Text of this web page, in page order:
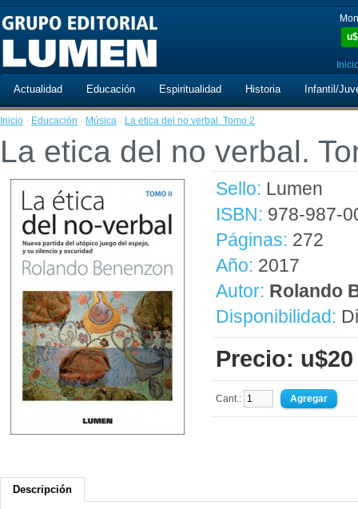
u$
Actualidad Educación Espiritualidad Historia Infantil/
Inicio · Educación · Música · La etica del no verbal. Tomo 2
La etica del no verbal.
Sello: Lumen
ISBN: 978-987-
Páginas: 272
Año: 2017
Autor: Rolando
Disponibilidad:
Precio: u$20
Cant.:
Descripción